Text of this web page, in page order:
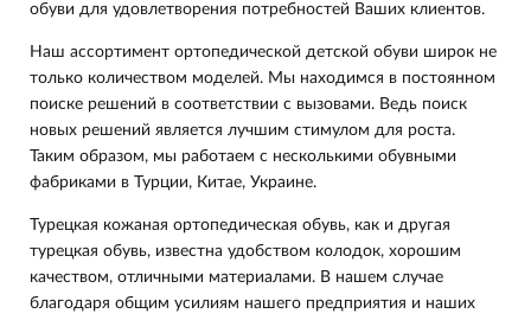
обуви для удовлетворения потребностей Ваших клиентов.
Наш ассортимент ортопедической детской обуви широк не
только количеством моделей. Мы находимся в постоянном
поиске решений в соответствии с вызовами. Ведь поиск
новых решений является лучшим стимулом для роста.
Таким образом, мы работаем с несколькими обувными
фабриками в Турции, Китае, Украине.
Турецкая кожаная ортопедическая обувь, как и другая
турецкая обувь, известна удобством колодок, хорошим
качеством, отличными материалами. В нашем случае
благодаря общим усилиям нашего предприятия и наших